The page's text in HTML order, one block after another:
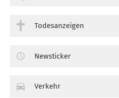
Todesanzeigen
Newsticker
Verkehr